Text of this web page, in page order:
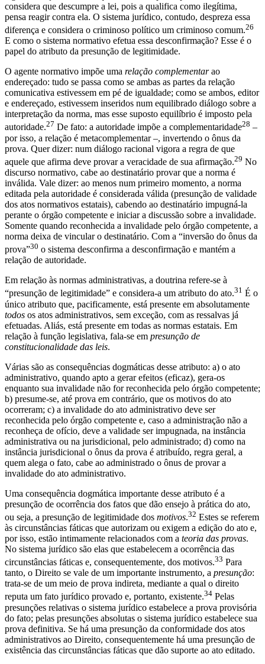
considera que descumpre a lei, pois a qualifica como ilegítima,
pensa reagir contra ela. O sistema jurídico, contudo, despreza essa
diferença e considera o criminoso político um criminoso comum.26
E como o sistema normativo efetua essa desconfirmação? Esse é o
papel do atributo da presunção de legitimidade.
O agente normativo impõe uma relação complementarao
endereçado: tudo se passa como se ambas as partes da relação
comunicativa estivessem em pé de igualdade; como se ambos, editor
e endereçado, estivessem inseridos num equilibrado diálogo sobre a
interpretação da norma, mas esse suposto equilíbrio é imposto pela
autoridade.27 De fato: a autoridade impõe a complementaridade28 –
por isso, a relação é metacomplementar –, invertendo o ônus da
prova. Quer dizer: num diálogo racional vigora a regra de que
aquele que afirma deve provar a veracidade de sua afirmação.29 No
discurso normativo, cabe ao destinatário provar que a norma é
inválida. Vale dizer: ao menos num primeiro momento, a norma
editada pela autoridade é considerada válida (presunção de validade
dos atos normativos estatais), cabendo ao destinatário impugná-la
perante o órgão competente e iniciar a discussão sobre a invalidade.
Somente quando reconhecida a invalidade pelo órgão competente, a
norma deixa de vincular o destinatário. Com a “inversão do ônus da
prova”30 o sistema desconfirma a desconfirmação e mantém a
relação de autoridade.
Em relação às normas administrativas, a doutrina refere-se à
“presunção de legitimidade” e considera-a um atributo do ato.31 É o
único atributo que, pacificamente, está presente em absolutamente
todos os atos administrativos, sem exceção, com as ressalvas já
efetuadas. Aliás, está presente em todas as normas estatais. Em
relação à função legislativa, fala-se em presunção de
constitucionalidade das leis.
Várias são as consequências dogmáticas desse atributo: a) o ato
administrativo, quando apto a gerar efeitos (eficaz), gera-os
enquanto sua invalidade não for reconhecida pelo órgão competente;
b) presume-se, até prova em contrário, que os motivos do ato
ocorreram; c) a invalidade do ato administrativo deve ser
reconhecida pelo órgão competente e, caso a administração não a
reconheça de ofício, deve a validade ser impugnada, na instância
administrativa ou na jurisdicional, pelo administrado; d) como na
instância jurisdicional o ônus da prova é atribuído, regra geral, a
quem alega o fato, cabe ao administrado o ônus de provar a
invalidade do ato administrativo.
Uma consequência dogmática importante desse atributo é a
presunção de ocorrência dos fatos que dão ensejo à prática do ato,
ou seja, a presunção de legitimidade dos motivos.32 Estes se referem
às circunstâncias fáticas que autorizam ou exigem a edição do ato e,
por isso, estão intimamente relacionados com a teoria das provas.
No sistema jurídico são elas que estabelecem a ocorrência das
circunstâncias fáticas e, consequentemente, dos motivos.33 Para
tanto, o Direito se vale de um importante instrumento, a presunção:
trata-se de um meio de prova indireta, mediante a qual o direito
reputa um fato jurídico provado e, portanto, existente.34 Pelas
presunções relativas o sistema jurídico estabelece a prova provisória
do fato; pelas presunções absolutas o sistema jurídico estabelece sua
prova definitiva. Se há uma presunção da conformidade dos atos
administrativos ao Direito, consequentemente há uma presunção de
existência das circunstâncias fáticas que dão suporte ao ato editado.